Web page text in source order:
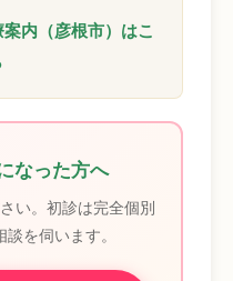
内（彦根市）はこ
なった方へ
い。初診は完全個別
を伺います。